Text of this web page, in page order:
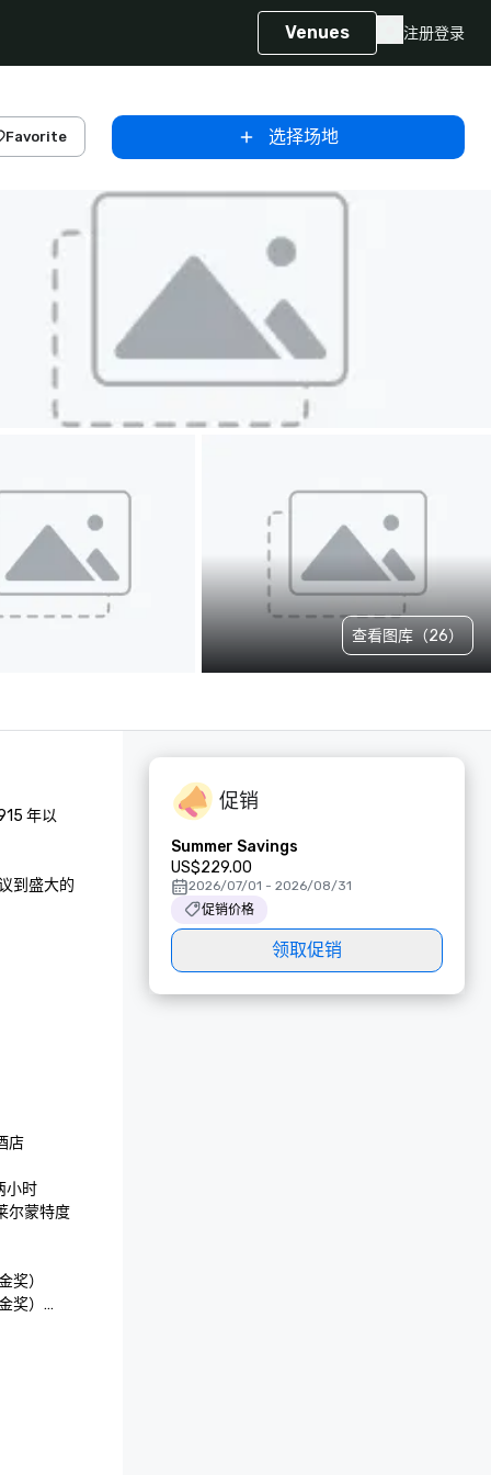
Venues 注册登录
Favorite 选择场地
查看图库（26）
年以
到盛大的
店
小时
尔蒙特度
奖）
奖）
促销
Summer Savings
US$229.00
2026/07/01 - 2026/08/31
促销价格
领取促销